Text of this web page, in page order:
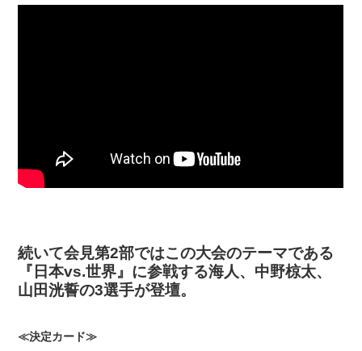
続いて会見第2部ではこの大会のテーマである
『日本vs.世界』に参戦する海人、中野椋太、
山田洸誓の3選手が登壇。
≪決定カード≫